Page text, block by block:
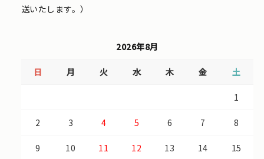
送いたします。）
2026年8月
日 月 火 水 木 金 土
1
2 3 4 5 6 7 8
9 10 11 12 13 14 15